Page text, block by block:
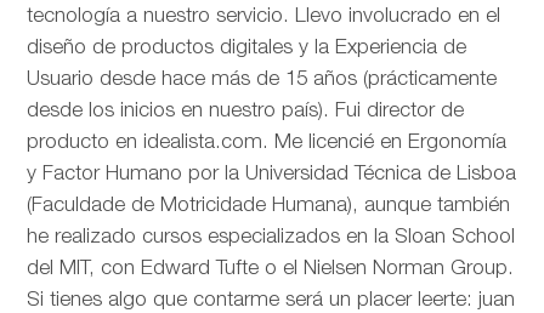
tecnología a nuestro servicio. Llevo involucrado en el
diseño de productos digitales y la Experiencia de
Usuario desde hace más de 15 años (prácticamente
desde los inicios en nuestro país). Fui director de
producto en idealista.com. Me licencié en Ergonomía
y Factor Humano por la Universidad Técnica de Lisboa
(Faculdade de Motricidade Humana), aunque también
he realizado cursos especializados en la Sloan School
del MIT, con Edward Tufte o el Nielsen Norman Group.
Si tienes algo que contarme será un placer leerte: juan